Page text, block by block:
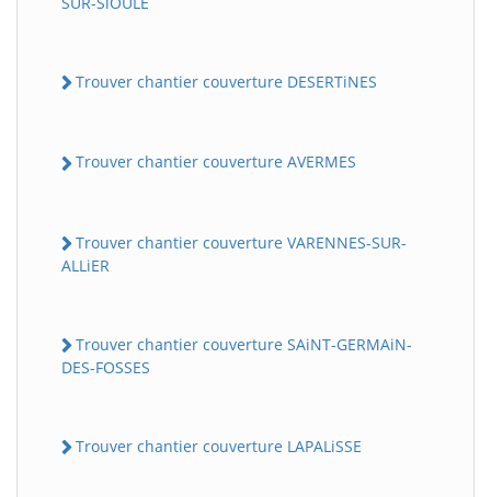
Trouver chantier couverture DESERTiNES
Trouver chantier couverture AVERMES
Trouver chantier couverture VARENNES-SUR-
ALLiER
Trouver chantier couverture SAiNT-GERMAiN-
DES-FOSSES
Trouver chantier couverture LAPALiSSE